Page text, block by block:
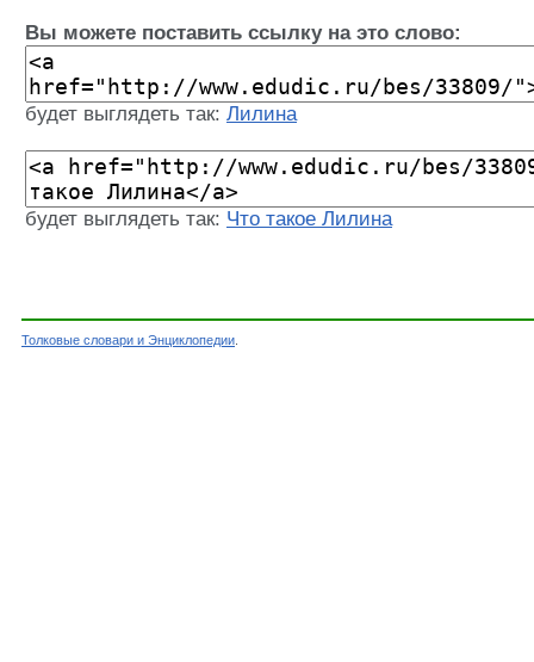
Вы можете поставить ссылку на это слово:
будет выглядеть так: Лилина
будет выглядеть так: Что такое Лилина
Толковые словари и Энциклопедии